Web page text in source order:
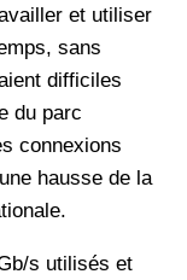
et utiliser
sans
difficiles
du parc
connexions
hausse de la
s utilisés et